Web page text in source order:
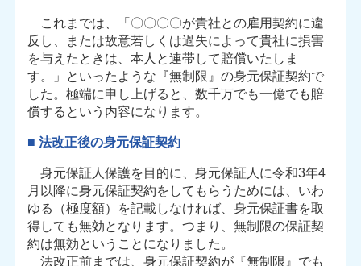
これまでは、「〇〇〇〇が貴社との雇用契約に違
反し、または故意若しくは過失によって貴社に損害
を与えたときは、本人と連帯して賠償いたしま
す。」といったような『無制限』の身元保証契約で
した。極端に申し上げると、数千万でも一億でも賠
償するという内容になります。
■ 法改正後の身元保証契約
身元保証人保護を目的に、身元保証人に令和3年4
月以降に身元保証契約をしてもらうためには、いわ
ゆる（極度額）を記載しなければ、身元保証書を取
得しても無効となります。つまり、無制限の保証契
約は無効ということになりました。
法改正前までは、身元保証契約が『無制限』でも